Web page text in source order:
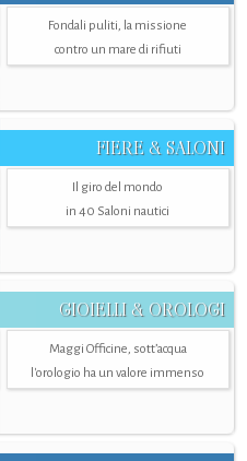
Fondali puliti, la missione
contro un mare di rifiuti
FIERE & SALONI
Il giro del mondo
in 40 Saloni nautici
GIOIELLI & OROLOGI
Maggi Officine, sott’acqua
l'orologio ha un valore immenso